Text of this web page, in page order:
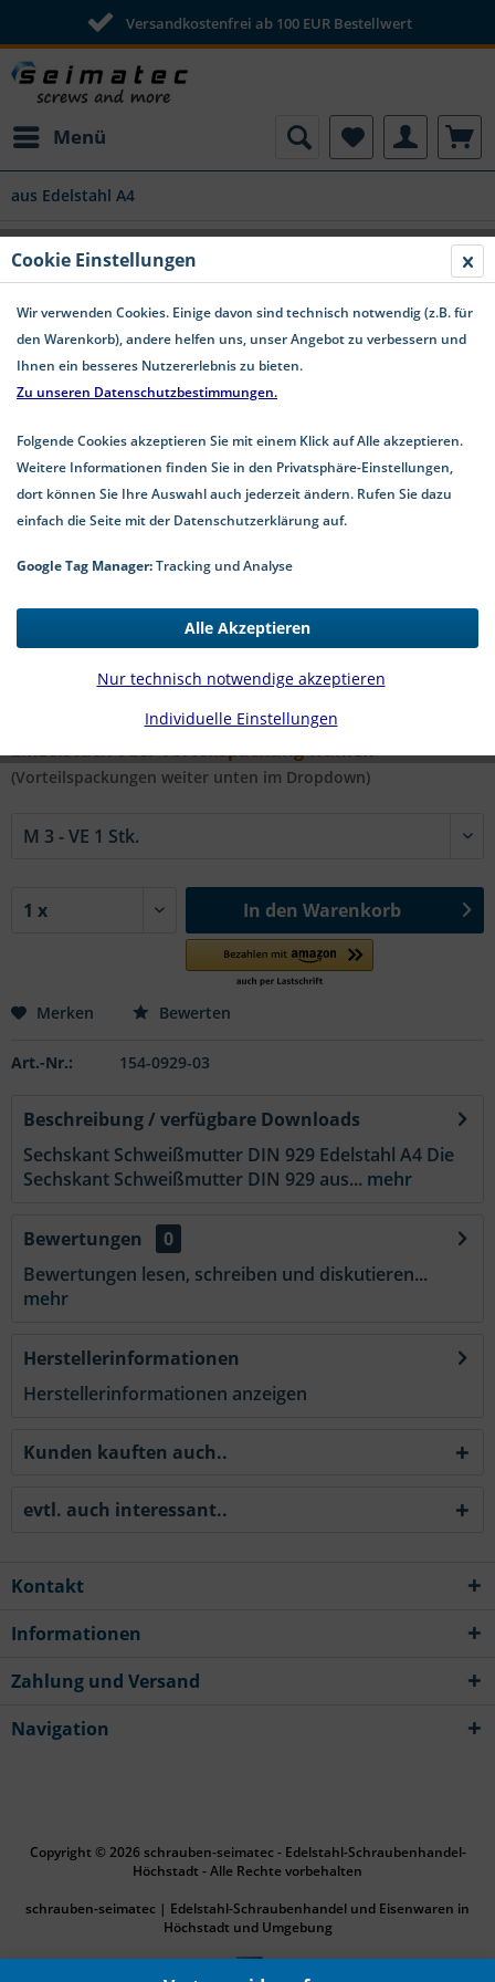
Versandkostenfrei ab 100 EUR Bestellwert
Menü
aus Edelstahl A4
Schweißmutter aus Edelstahl A4
Sechskant DIN 929
0,10 € *
*inkl. MwSt.zzgl. Versandkosten
2-5 Werktage Lieferzeit
#DIN 929 A4 | Ø in mm:
Einzelstück oder Vorteilspackung wählen
(Vorteilspackungen weiter unten im Dropdown)
In den Warenkorb
Merken Bewerten
Art.-Nr.: 154-0929-03
Beschreibung / verfügbare Downloads
Sechskant Schweißmutter DIN 929 Edelstahl A4 Die
Sechskant Schweißmutter DIN 929 aus... mehr
Bewertungen
0
Bewertungen lesen, schreiben und diskutieren...
mehr
Herstellerinformationen
Herstellerinformationen anzeigen
Kunden kauften auch..
evtl. auch interessant..
Kontakt
Informationen
Zahlung und Versand
Navigation
Copyright © 2026 schrauben-seimatec - Edelstahl-Schraubenhandel-
Höchstadt - Alle Rechte vorbehalten
schrauben-seimatec | Edelstahl-Schraubenhandel und Eisenwaren in
Höchstadt und Umgebung
Cookie Einstellungen
Wir verwenden Cookies. Einige davon sind technisch notwendig (z.B. für
den Warenkorb), andere helfen uns, unser Angebot zu verbessern und
Ihnen ein besseres Nutzererlebnis zu bieten.
Zu unseren Datenschutzbestimmungen.
Folgende Cookies akzeptieren Sie mit einem Klick auf Alle akzeptieren.
Weitere Informationen finden Sie in den Privatsphäre-Einstellungen,
dort können Sie Ihre Auswahl auch jederzeit ändern. Rufen Sie dazu
einfach die Seite mit der Datenschutzerklärung auf.
Google Tag Manager:Tracking und Analyse
Individuelle Einstellungen
Nur technisch notwendige akzeptieren
Alle Akzeptieren